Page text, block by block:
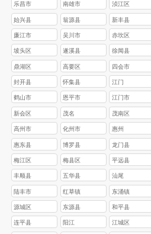
乐昌市 南雄市 浈江区
始兴县 翁源县 ‌新丰县
‌‌廉江市‌ ‌‌吴川市 赤坎区‌
‌坡头区‌ ‌遂溪县‌ ‌徐闻县
鼎湖区 高要区 四会市
封开县 怀集县 江门
鹤山市 恩平市 江门市
新会区 茂名 茂南区
高州市 化州市 惠州
惠东县 博罗县 龙门县
梅江区 梅县区 平远县
丰顺县 五华县 汕尾
陆丰市 红草镇 东涌镇
源城区 东源县 和平县
连平县 阳江 江城区